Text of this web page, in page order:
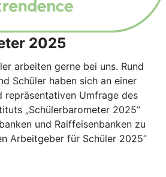
2025
arbeiten gerne bei uns. Rund
Schüler haben sich an einer
repräsentativen Umfrage des
„Schülerbarometer 2025“
und Raiffeisenbanken zu
Arbeitgeber für Schüler 2025”